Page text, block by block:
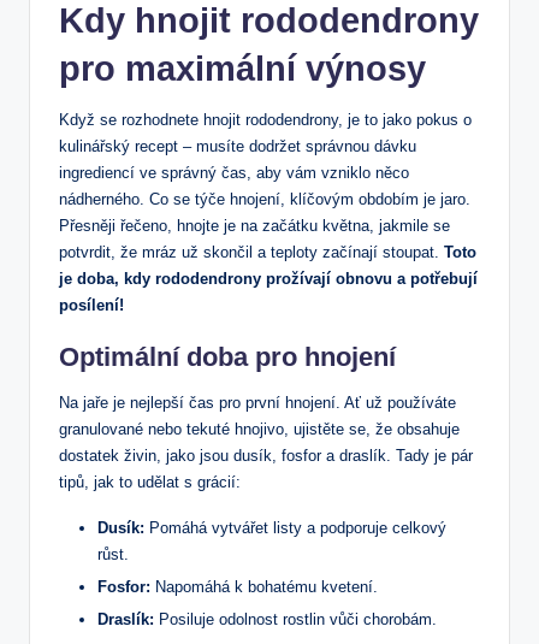
Kdy hnojit rododendrony
pro maximální výnosy
Když se ⁣rozhodnete hnojit rododendrony, je to jako pokus o
kulinářský recept – musíte dodržet správnou dávku
ingrediencí ve správný čas, aby vám vzniklo něco
nádherného. Co se týče hnojení, klíčovým obdobím je jaro.
Přesněji řečeno, hnojte je na začátku května, jakmile se
potvrdit, že⁣ mráz už skončil a teploty začínají stoupat. Toto
je doba, kdy rododendrony prožívají obnovu ⁣a⁣ potřebují
posílení!
Optimální⁤ doba pro hnojení
Na jaře ⁢je⁢ nejlepší čas pro první hnojení. Ať ‌už používáte
⁤granulované nebo tekuté⁣ hnojivo, ujistěte se,​ že obsahuje
dostatek živin, jako jsou dusík, fosfor a draslík. Tady je⁢ pár
tipů, jak to udělat s grácií:
Dusík: ⁣Pomáhá vytvářet listy‍ a podporuje ‍celkový
růst.
Fosfor: Napomáhá k ​bohatému kvetení.
Draslík: Posiluje odolnost rostlin vůči ‌chorobám.